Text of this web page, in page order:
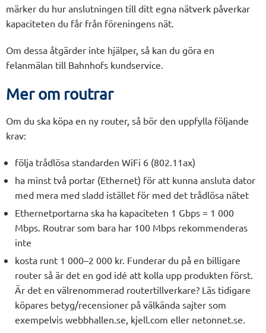
märker du hur anslutningen till ditt egna nätverk påverkar
kapaciteten du får från föreningens nät.
Om dessa åtgärder inte hjälper, så kan du göra en
felanmälan till Bahnhofs kundservice.
Mer om routrar
Om du ska köpa en ny router, så bör den uppfylla följande
krav:
följa trådlösa standarden WiFi 6 (802.11ax)
ha minst två portar (Ethernet) för att kunna ansluta dator
med mera med sladd istället för med det trådlösa nätet
Ethernetportarna ska ha kapaciteten 1 Gbps = 1 000
Mbps. Routrar som bara har 100 Mbps rekommenderas
inte
kosta runt 1 000–2 000 kr. Funderar du på en billigare
router så är det en god idé att kolla upp produkten först.
Är det en välrenommerad routertillverkare? Läs tidigare
köpares betyg/recensioner på välkända sajter som
exempelvis webbhallen.se, kjell.com eller netonnet.se.